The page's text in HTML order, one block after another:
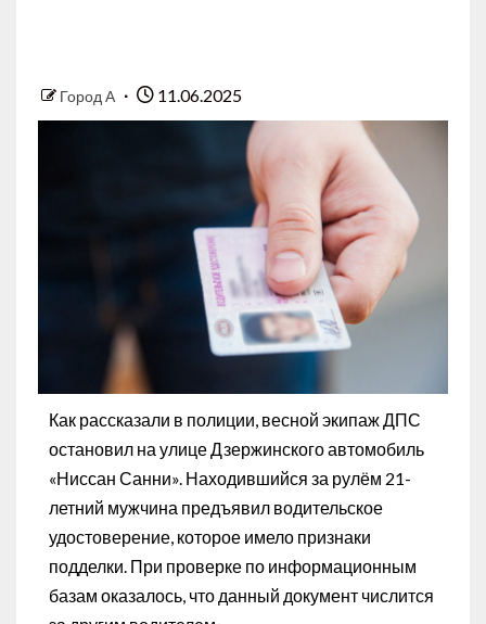
Город А 11.06.2025
Как рассказали в полиции, весной экипаж ДПС
остановил на улице Дзержинского автомобиль
«Ниссан Санни». Находившийся за рулём 21-
летний мужчина предъявил водительское
удостоверение, которое имело признаки
подделки. При проверке по информационным
базам оказалось, что данный документ числится